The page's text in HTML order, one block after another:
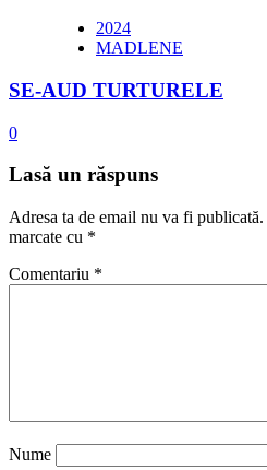
2024
MADLENE
SE-AUD TURTURELE
0
Lasă un răspuns
Adresa ta de email nu va fi publicată.
marcate cu *
Comentariu *
Nume